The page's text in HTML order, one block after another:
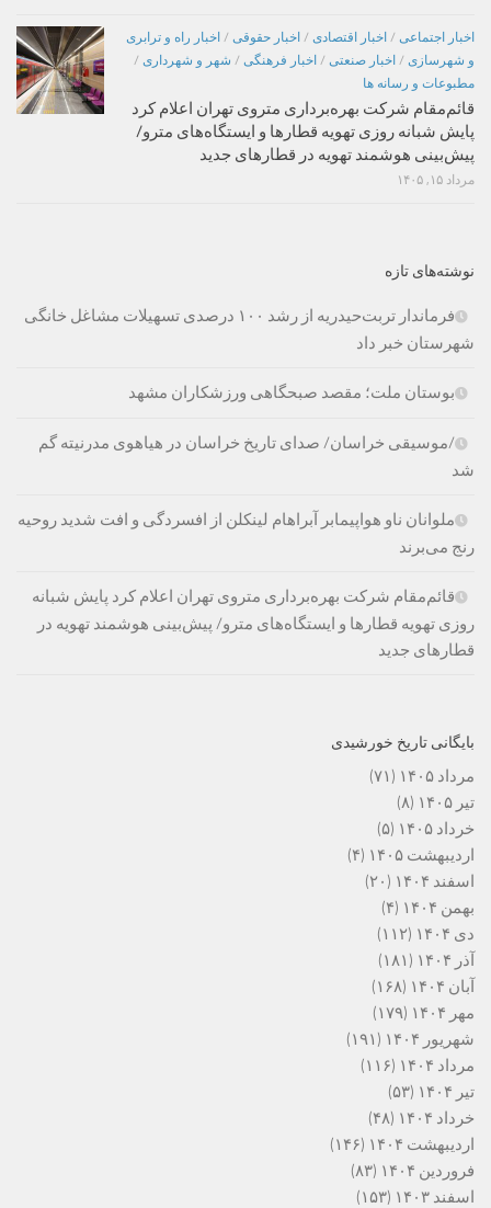
اخبار اجتماعی / اخبار اقتصادی / اخبار حقوقی / اخبار راه و ترابری
و شهرسازی / اخبار صنعتی / اخبار فرهنگی / شهر و شهرداری /
مطبوعات و رسانه ها
قائم‌مقام شرکت بهره‌برداری متروی تهران اعلام کرد
پایش شبانه روزی تهویه قطارها و ایستگاه‌های مترو/
پیش‌بینی هوشمند تهویه در قطارهای جدید
مرداد ۱۵, ۱۴۰۵
نوشته‌های تازه
فرماندار تربت‌حیدریه از رشد ۱۰۰ درصدی تسهیلات مشاغل خانگی
شهرستان خبر داد
بوستان ملت؛ مقصد صبحگاهی ورزشکاران مشهد
/موسیقی خراسان/ صدای تاریخ خراسان در هیاهوی مدرنیته گم
شد
ملوانان ناو هواپیمابر آبراهام لینکلن از افسردگی و افت شدید روحیه
رنج می‌برند
قائم‌مقام شرکت بهره‌برداری متروی تهران اعلام کرد پایش شبانه
روزی تهویه قطارها و ایستگاه‌های مترو/ پیش‌بینی هوشمند تهویه در
قطارهای جدید
بایگانی تاریخ خورشیدی
مرداد ۱۴۰۵
(۷۱)
تیر ۱۴۰۵
(۸)
خرداد ۱۴۰۵
(۵)
اردیبهشت ۱۴۰۵
(۴)
اسفند ۱۴۰۴
(۲۰)
بهمن ۱۴۰۴
(۴)
دی ۱۴۰۴
(۱۱۲)
آذر ۱۴۰۴
(۱۸۱)
آبان ۱۴۰۴
(۱۶۸)
مهر ۱۴۰۴
(۱۷۹)
شهریور ۱۴۰۴
(۱۹۱)
مرداد ۱۴۰۴
(۱۱۶)
تیر ۱۴۰۴
(۵۳)
خرداد ۱۴۰۴
(۴۸)
اردیبهشت ۱۴۰۴
(۱۴۶)
فروردین ۱۴۰۴
(۸۳)
اسفند ۱۴۰۳
(۱۵۳)